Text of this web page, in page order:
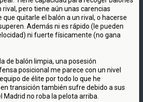
pero tiene aún unas carencias
quitarle el balón a un rival, o hacerse
Además ni es rápido (le pueden
ni fuerte físicamente (no gana
de balón limpia, una posesión
posicional me parece con un nivel
de élite por todo lo que he
transición también sufre debido a sus
Madrid no roba la pelota arriba.